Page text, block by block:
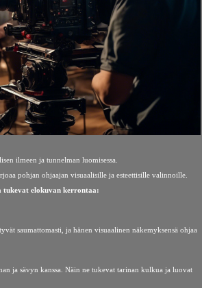
ilmeen ja tunnelman luomisessa.
pohjan ohjaajan visuaalisille ja esteettisille valinnoille.
tukevat elokuvan kerrontaa:
saumattomasti, ja hänen visuaalinen näkemyksensä ohjaa
ja sävyn kanssa. Näin ne tukevat tarinan kulkua ja luovat